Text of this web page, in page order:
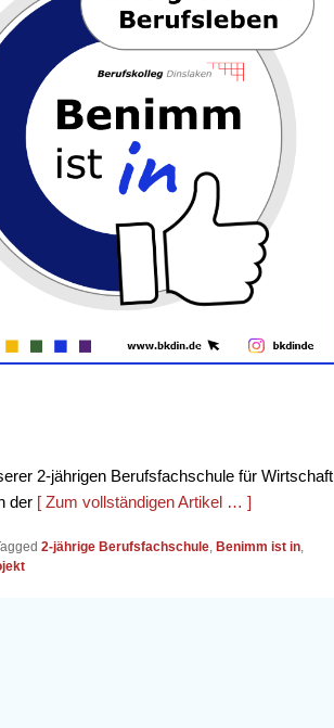
2-jährigen Berufsfachschule für Wirtschaft
der [ Zum vollständigen Artikel … ]
2-jährige Berufsfachschule, Benimm ist in,